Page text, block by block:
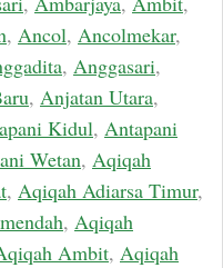
, Ancol, Ancolmekar,
, Anggasari,
, Anjatan Utara,
Kidul, Antapani
Wetan, Aqiqah
, Aqiqah Adiarsa Timur,
, Aqiqah
Ambit, Aqiqah